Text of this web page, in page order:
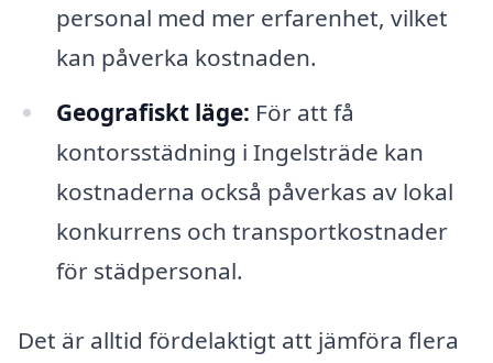
personal med mer erfarenhet, vilket
kan påverka kostnaden.
Geografiskt läge: För att få
kontorsstädning i Ingelsträde kan
kostnaderna också påverkas av lokal
konkurrens och transportkostnader
för städpersonal.
Det är alltid fördelaktigt att jämföra flera